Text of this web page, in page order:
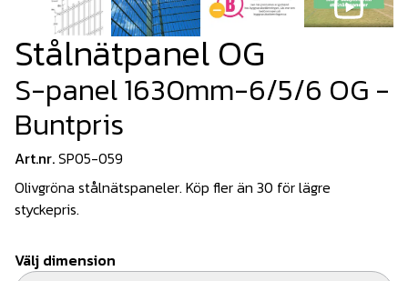
Stålnätpanel OG
S-panel 1630mm-6/5/6 OG -
Buntpris
Art.nr.SP05-059
Olivgröna stålnätspaneler. Köp fler än 30 för lägre
styckepris.
Välj dimension